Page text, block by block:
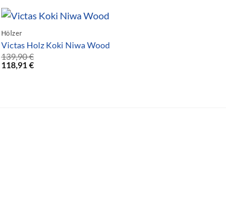
Hölzer
Victas Holz Koki Niwa Wood
139,90€
118,91€